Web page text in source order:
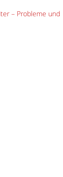
– Probleme und